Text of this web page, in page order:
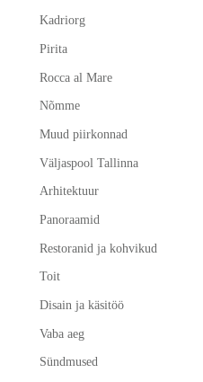
Kadriorg
Pirita
Rocca al Mare
Nõmme
Muud piirkonnad
Väljaspool Tallinna
Arhitektuur
Panoraamid
Restoranid ja kohvikud
Toit
Disain ja käsitöö
Vaba aeg
Sündmused